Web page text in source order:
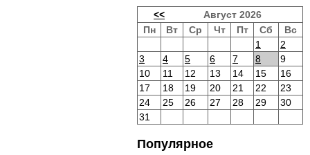
<<
Август 2026
Пн
Вт Ср Чт Пт Сб
Вс
1
2
3
4 5 6 7 8
9
10
11 12 13 14 15
16
17
18 19 20 21 22
23
24
25 26 27 28 29
30
31
Популярное